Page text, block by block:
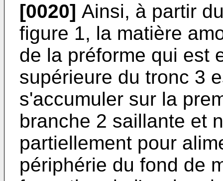
[0020] Ainsi, à partir
figure 1, la matière
de la préforme qui est
supérieure du tronc 3
s'accumuler sur la
branche 2 saillante et
partiellement pour
périphérie du fond de